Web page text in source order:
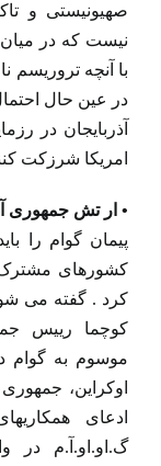
صهیونیستی و
نیست که در
با آنچه
در عین حال
آذربایجان در
امریکا شرزکت
• ار تش جمهوری
پیمان گوام را
کشورهای مشترک
کرد . گفته می
کوچما رییس
موسوم به گوام
ادعای
گ.او.او.آ.م